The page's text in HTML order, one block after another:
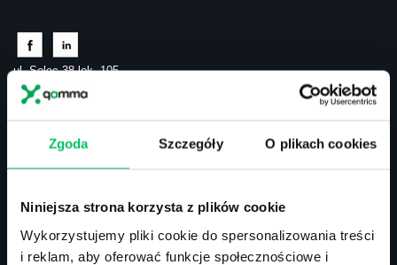
Zgoda Szczegóły O plikach cookies
Niniejsza strona korzysta z plików cookie
Wykorzystujemy pliki cookie do spersonalizowania treści
i reklam, aby oferować funkcje społecznościowe i
ul. Solec 38 lok. 105
00-394 Warszawa
Szkolenia sprzedażowe
Szkolenia – efektywność osobista
Szkolenia – zarządzanie projektami